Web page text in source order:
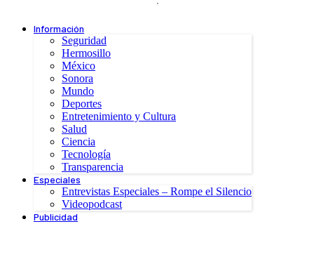
Información
Seguridad
Hermosillo
México
Sonora
Mundo
Deportes
Entretenimiento y Cultura
Salud
Ciencia
Tecnología
Transparencia
Especiales
Entrevistas Especiales – Rompe el Silencio
Videopodcast
Publicidad